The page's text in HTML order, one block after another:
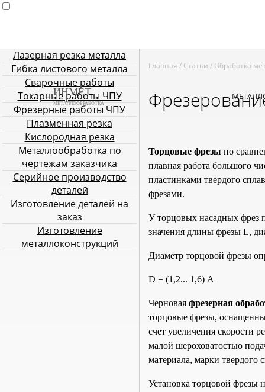
ГлавнаяУслуги металлообработки
Плазменная резка
ИНМЕТ
МЕТАЛЛООБРАБОТКА
Лазерная резка металла
Гибка листового металла
Сварочные работы
Токарные работы ЧПУ
Фрезерные работы ЧПУ
Плазменная резка
Кислородная резка
Металлообработка по
чертежам заказчика
Серийное производство
деталей
Изготовление деталей на
заказ
Изготовление
металлоконструкций
Главная / Статьи / Обработка
Торцовые фрезы по
плавная работа большого
пластинками твердого
фрезами.
У торцовых насадных фрез
значения длины фрезы L,
Диаметр торцовой фрезы
D = (1,2... 1,6) А
Черновая фрезерная
торцовые фрезы,
счет увеличения скорости
малой шероховатостью
материала, марки твердого
Установка торцовой фрезы